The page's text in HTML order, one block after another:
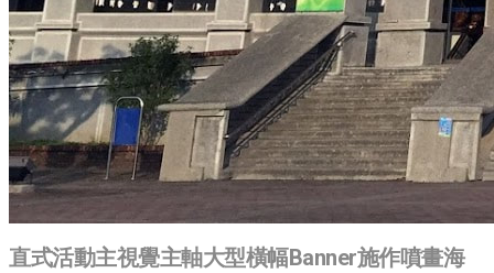
直式活動主視覺主軸大型橫幅Banner施作噴畫海